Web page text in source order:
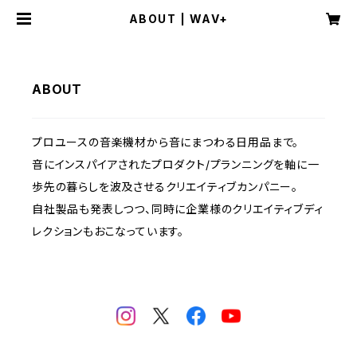
ABOUT | WAV+
ABOUT
プロユースの音楽機材から音にまつわる日用品まで。
音にインスパイアされたプロダクト/プランニングを軸に一
歩先の暮らしを波及させるクリエイティブカンパニー。
自社製品も発表しつつ、同時に企業様のクリエイティブディ
レクションもおこなっています。